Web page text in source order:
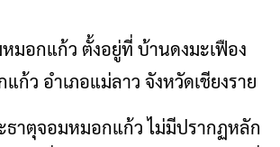
มอกแก้ว ตั้งอยู่ที่ บ้านดงมะเฟือง
ก้ว อำเภอแม่ลาว จังหวัดเชียงราย
ธาตุจอมหมอกแก้ว ไม่มีปรากฏหลัก